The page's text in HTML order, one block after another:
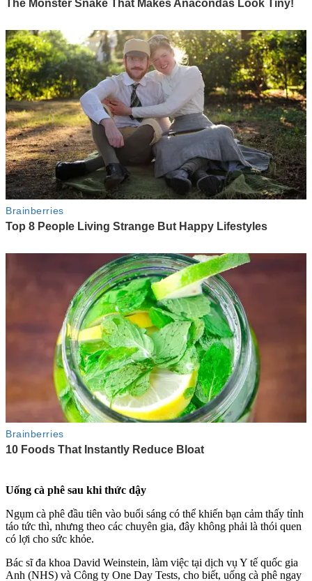
Uống cà phê sau khi thức dậy
Ngụm cà phê đầu tiên vào buổi sáng có thể khiến bạn cảm thấy tỉnh
táo tức thì, nhưng theo các chuyên gia, đây không phải là thói quen
có lợi cho sức khỏe.
Bác sĩ đa khoa David Weinstein, làm việc tại dịch vụ Y tế quốc gia
Anh (NHS) và Công ty One Day Tests, cho biết, uống cà phê ngay